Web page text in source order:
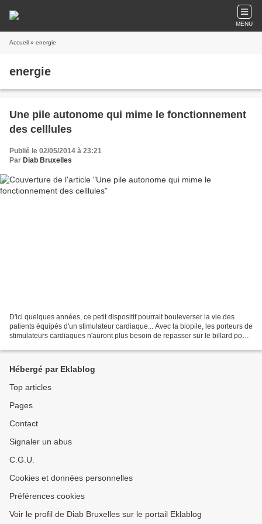
MENU
Accueil » energie
energie
Une pile autonome qui mime le fonctionnement
des celllules
Publié le 02/05/2014 à 23:21
Par Diab Bruxelles
D'ici quelques années, ce petit dispositif pourrait bouleverser la vie des
patients équipés d'un stimulateur cardiaque... Avec la biopile, les porteurs de
stimulateurs cardiaques n'auront plus besoin de repasser sur le billard pour
Hébergé par Eklablog
Top articles
Pages
Contact
Signaler un abus
C.G.U.
Cookies et données personnelles
Préférences cookies
Voir le profil de Diab Bruxelles sur le portail Eklablog